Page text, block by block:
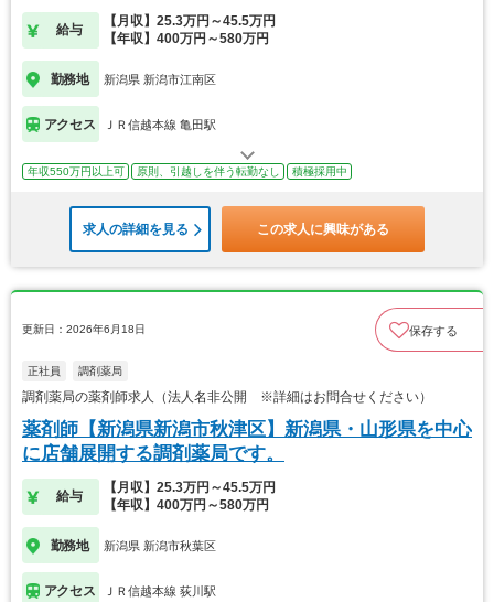
給与
【月収】25.3万円～45.5万円
【年収】400万円～580万円
勤務地 新潟県 新潟市江南区
アクセス ＪＲ信越本線 亀田駅
年収550万円以上可 原則、引越しを伴う転勤なし 積極採用中
求人の詳細を見る この求人に興味がある
更新日：2026年6月18日 保存する
正社員 調剤薬局
調剤薬局の薬剤師求人（法人名非公開 ※詳細はお問合せください）
薬剤師【新潟県新潟市秋津区】新潟県・山形県を中心
に店舗展開する調剤薬局です。
給与
【月収】25.3万円～45.5万円
【年収】400万円～580万円
勤務地 新潟県 新潟市秋葉区
アクセス ＪＲ信越本線 荻川駅